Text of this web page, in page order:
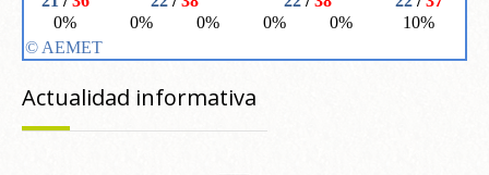
Actualidad informativa